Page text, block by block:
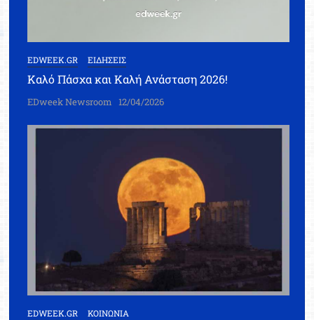
EDWEEK.GR ΕΙΔΗΣΕΙΣ
Καλό Πάσχα και Καλή Ανάσταση 2026!
EDweek Newsroom 12/04/2026
EDWEEK.GR ΚΟΙΝΩΝΙΑ